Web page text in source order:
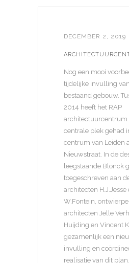
DECEMBER 2, 2019
Nog een mooi
tijdelijke invulling
bestaand gebouw.
2014 heeft het RAP
architectuurcentrum
centrale plek gehad
centrum van Leiden
Nieuwstraat. In de
leegstaande Blonck
toegeschreven aan
architecten H.J.Jesse
W.Fontein,
architecten Jelle
Huijding en Vincent
gezamenlijk een
invulling en
realisatie van dit